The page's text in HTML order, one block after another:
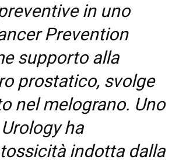
in uno
Prevention
supporto alla
prostatico, svolge
nel melograno. Uno
ha
indotta dalla